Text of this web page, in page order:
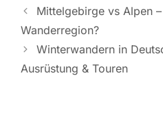
Mittelgebirge vs Alpen
Wanderregion?
Winterwandern in
Ausrüstung & Touren